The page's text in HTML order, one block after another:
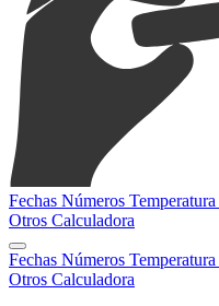
Fechas Números Temperatura
Otros Calculadora
Fechas Números Temperatura
Otros Calculadora